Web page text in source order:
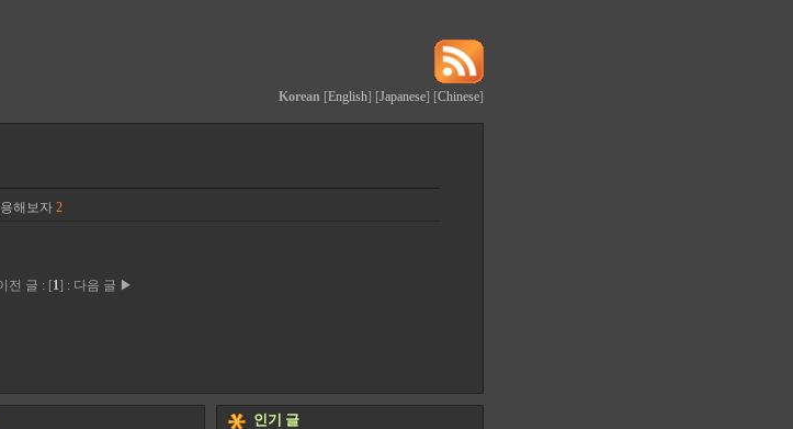
Korean [English] [Japanese] [Chinese]
해보자 2
전 글 : [1] : 다음 글 ▶
인기 글